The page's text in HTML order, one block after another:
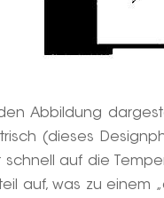
Abbildung
(dieses
auf die
auf, was zu einem